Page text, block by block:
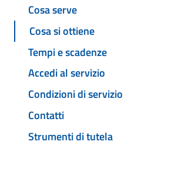
Cosa serve
Cosa si ottiene
Tempi e scadenze
Accedi al servizio
Condizioni di servizio
Contatti
Strumenti di tutela